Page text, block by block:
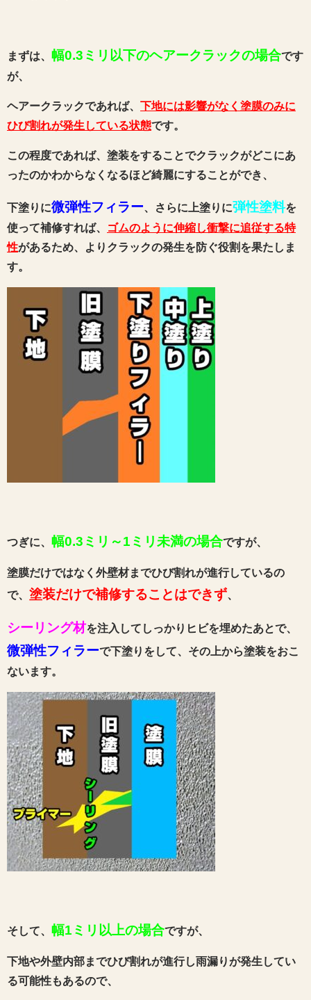
まずは、 幅0.3ミリ以下のヘアークラックの場合です
が、
ヘアークラックであれば、 下地には影響がなく塗膜のみに
ひび割れが発生している状態です。
この程度であれば、塗装をすることでクラックがどこにあ
ったのかわからなくなるほど綺麗にすることができ、
下塗りに微弾性フィラー、さらに上塗りに弾性塗料を
使って補修すれば、
ゴムのように伸縮し衝撃に追従する特
性があるため、よりクラックの発生を防ぐ役割を果たしま
す。
つぎに、 幅0.3ミリ～1ミリ未満の場合ですが、
塗膜だけではなく外壁材までひび割れが進行しているの
で、 塗装だけで補修することはできず、
シーリング材を注入してしっかりヒビを埋めたあとで、
微弾性フィラーで下塗りをして、その上から塗装をおこ
ないます。
そして、 幅1ミリ以上の場合ですが、
下地や外壁内部までひび割れが進行し雨漏りが発生してい
る可能性もあるので、